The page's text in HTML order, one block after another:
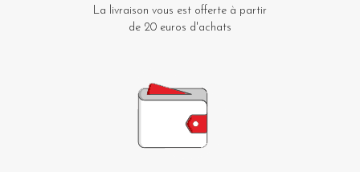
La livraison vous est offerte à partir
de 20 euros d'achats